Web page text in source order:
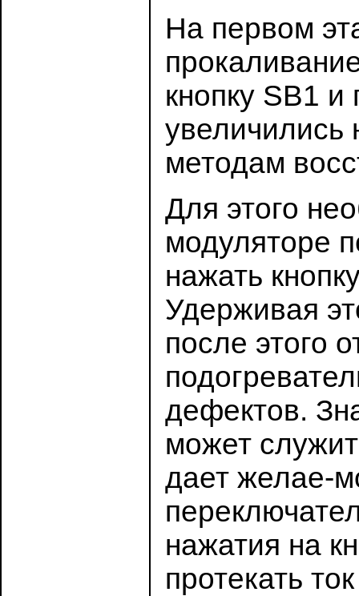
На первом
кнопку SB1 и
увеличились
методам
Для этого
модуляторе
нажать
Удерживая
после этого
дефектов.
может
дает желае-
нажатия на
протекать